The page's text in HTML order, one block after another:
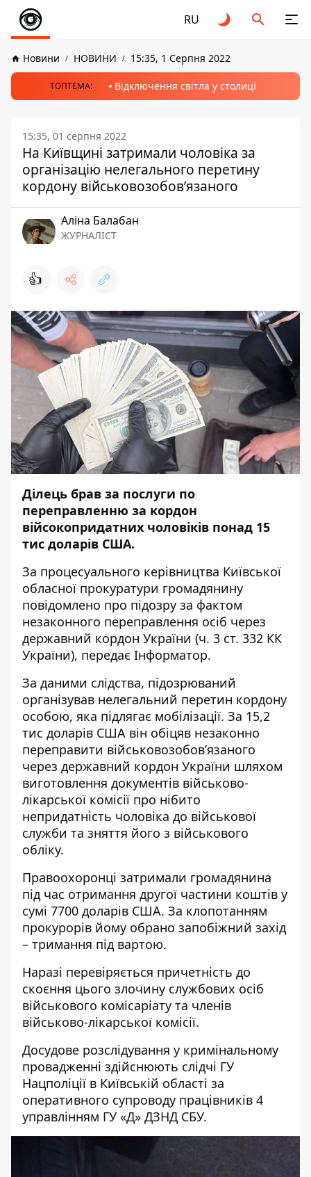
RU
Новини НОВИНИ 15:35, 1 Серпня 2022
ТОПТЕМА: Відключення світла у столиці
15:35, 01 серпня 2022
На Київщині затримали чоловіка за
організацію нелегального перетину
кордону військовозобов’язаного
Аліна Балабан
ЖУРНАЛІСТ
👍
Ділець брав за послуги по
переправленню за кордон
війсокопридатних чоловіків понад 15
тис доларів США.
За процесуального керівництва Київської
обласної прокуратури громадянину
повідомлено про підозру за фактом
незаконного переправлення осіб через
державний кордон України (ч. 3 ст. 332 КК
України), передає Інформатор.
За даними слідства, підозрюваний
організував нелегальний перетин кордону
особою, яка підлягає мобілізації. За 15,2
тис доларів США він обіцяв незаконно
переправити військовозобов’язаного
через державний кордон України шляхом
виготовлення документів військово-
лікарської комісії про нібито
непридатність чоловіка до військової
служби та зняття його з військового
обліку.
Правоохоронці затримали громадянина
під час отримання другої частини коштів у
сумі 7700 доларів США. За клопотанням
прокурорів йому обрано запобіжний захід
– тримання під вартою.
Наразі перевіряється причетність до
скоєння цього злочину службових осіб
військового комісаріату та членів
військово-лікарської комісії.
Досудове розслідування у кримінальному
провадженні здійснюють слідчі ГУ
Нацполіції в Київській області за
оперативного супроводу працівників 4
управлінням ГУ «Д» ДЗНД СБУ.